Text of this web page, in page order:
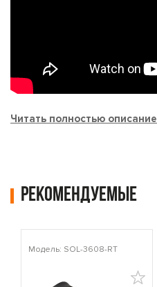
Читать полностью описание
Рекомендуемые
Модель: SOL-3608-RT